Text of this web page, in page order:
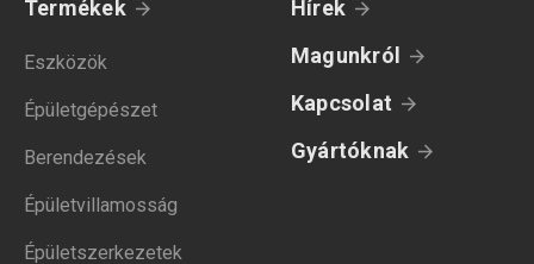
Termékek
Eszközök
Épületgépészet
Berendezések
Épületvillamosság
Épületszerkezetek
Hírek
Magunkról
Kapcsolat
Gyártóknak